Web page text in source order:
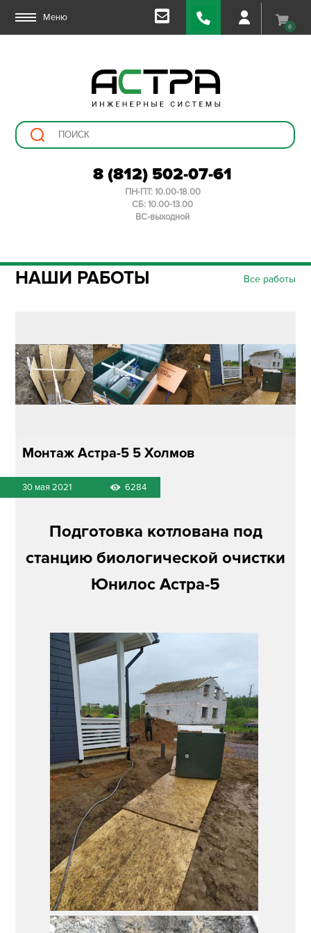
Меню
0
8 (812) 502-07-61
ПН-ПТ: 10.00-18.00
СБ: 10.00-13.00
ВС-выходной
НАШИ РАБОТЫ Все работы
Монтаж Астра-5 5 Холмов
30 мая 2021 6284
Подготовка котлована под
станцию биологической очистки
Юнилос Астра-5